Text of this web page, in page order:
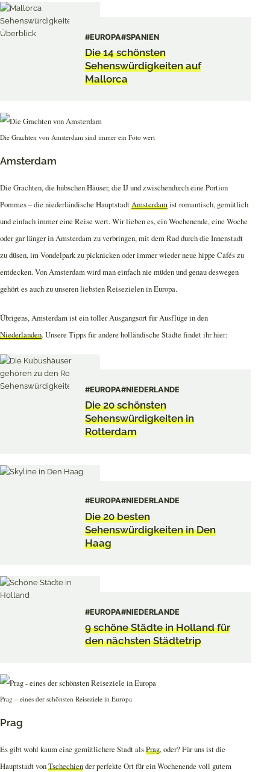
#EUROPA#SPANIEN
Die 14 schönsten
Sehenswürdigkeiten auf
Mallorca
Die Grachten von Amsterdam sind immer ein Foto wert
Amsterdam
Die Grachten, die hübschen Häuser, die IJ und zwischendurch eine Portion
Pommes – die niederländische HauptstadtAmsterdamist romantisch, gemütlich
und einfach immer eine Reise wert. Wir lieben es, ein Wochenende, eine Woche
oder gar länger in Amsterdam zu verbringen, mit dem Rad durch die Innenstadt
zu düsen, im Vondelpark zu picknicken oder immer wieder neue hippe Cafés zu
entdecken. Von Amsterdam wird man einfach nie müden und genau deswegen
gehört es auch zu unseren liebsten Reisezielen in Europa.
Übrigens, Amsterdam ist ein toller Ausgangsort für Ausflüge in den
Niederlanden. Unsere Tipps für andere holländische Städte findet ihr hier:
#EUROPA#NIEDERLANDE
Die 20 schönsten
Sehenswürdigkeiten in
Rotterdam
#EUROPA#NIEDERLANDE
Die 20 besten
Sehenswürdigkeiten in Den
Haag
#EUROPA#NIEDERLANDE
9 schöne Städte in Holland für
den nächsten Städtetrip
Prag – eines der schönsten Reiseziele in Europa
Prag
Es gibt wohl kaum eine gemütlichere Stadt alsPrag, oder? Für uns ist die
Hauptstadt vonTschechiender perfekte Ort für ein Wochenende voll gutem